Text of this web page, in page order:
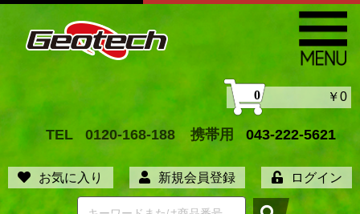
TEL 0120-168-188 携帯用 043-222-5621
お気に入り 新規会員登録 ログイン
0 ￥0